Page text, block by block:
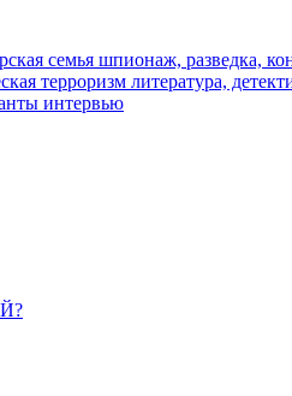
семья шпионаж, разведка,
терроризм литература,
интервью